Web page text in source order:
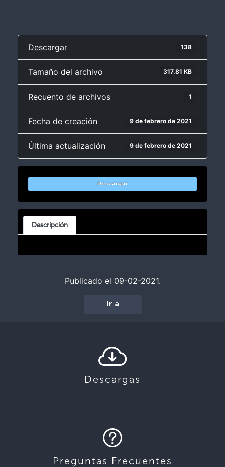
Descargar 138
Tamaño del archivo 317.81 KB
Recuento de archivos 1
Fecha de creación 9 de febrero de 2021
Última actualización 9 de febrero de 2021
Descargar
Descripción
Publicado el 09-02-2021.
Ir a
Descargas
Preguntas Frecuentes